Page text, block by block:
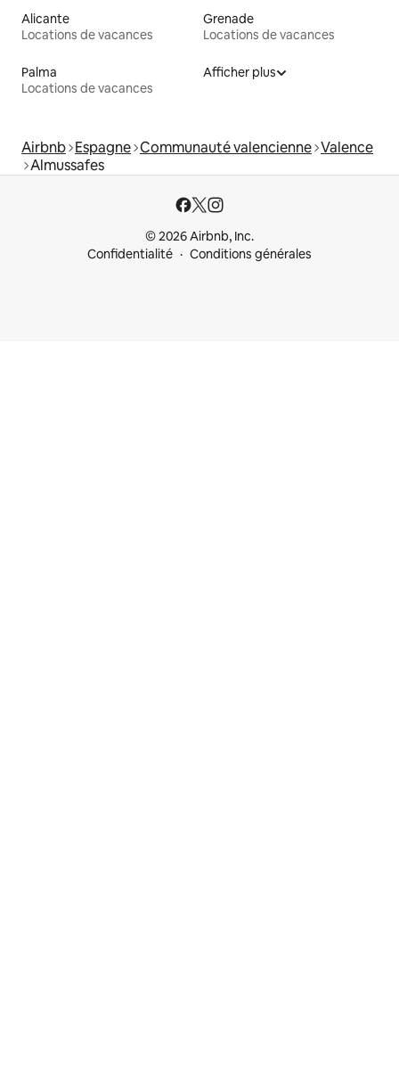
Alicante
Locations de vacances
Grenade
Locations de vacances
Palma
Locations de vacances
Afficher plus
Airbnb Espagne Communauté valencienne Valence
Almussafes
© 2026 Airbnb, Inc.
Confidentialité
Conditions générales